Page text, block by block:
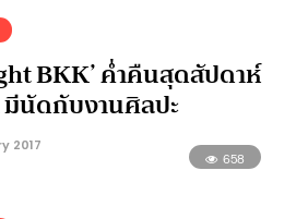
BKK’ ค่ำคืนสุดสัปดาห์
นัดกับงานศิลปะ
2017
658